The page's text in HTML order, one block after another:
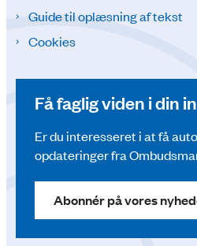
Guide til oplæsning af tekst
Cookies
Få faglig viden i din
Er du interesseret i at få
opdateringer fra
Abonnér på vores